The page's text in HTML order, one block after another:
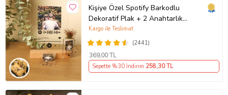
Kişiye Özel Spotify Barkodlu
Dekoratif Plak + 2 Anahtarlık
Babaya Anneye Sevgiliye Arkadaşa
Hediye
(2441)
Kargo ile Teslimat
369,00 TL
Sepette %30 İndirim 258,30 TL